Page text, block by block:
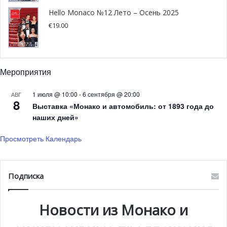
Hello Monaco №12 Лето – Осень 2025
€19.00
Мероприятия
АВГ
8
1 июля @ 10:00 -6 сентября @ 20:00
Выставка «Монако и автомобиль: от 1893 года до
наших дней»
Просмотреть Календарь
Подписка
Новости из Монако и